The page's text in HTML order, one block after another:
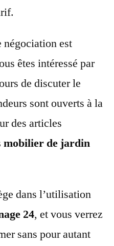
est
êtes intéressé par
de discuter le
sont ouverts à la
des articles
mobilier de jardin
dans l’utilisation
24, et vous verrez
sans pour autant